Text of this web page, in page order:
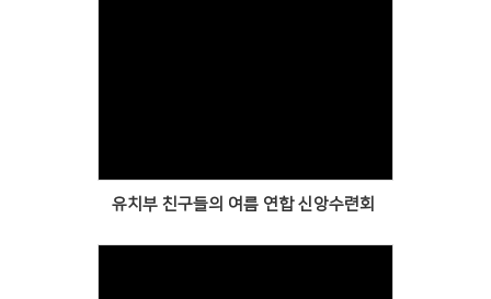
유치부 친구들의 여름 연합 신앙수련회